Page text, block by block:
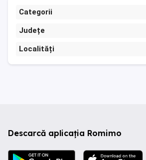
Categorii
Județe
Localități
Descarcă aplicația Romimo